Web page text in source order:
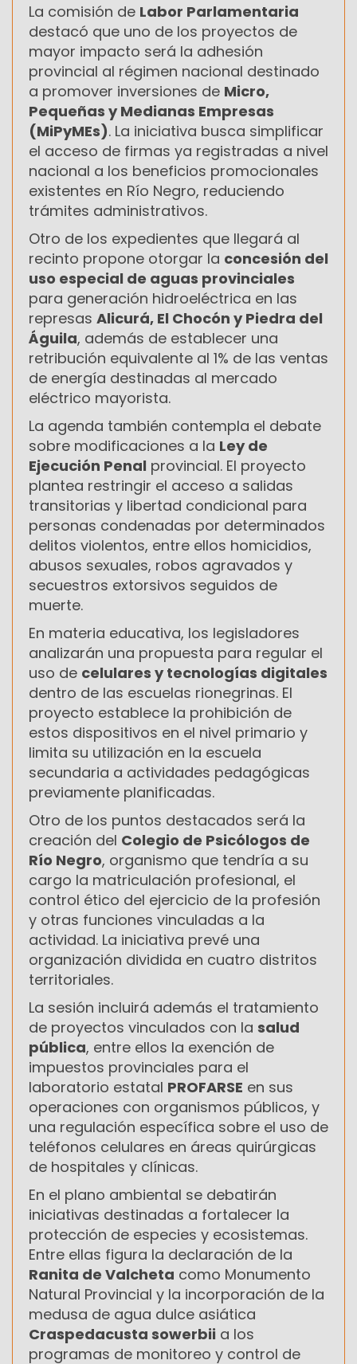
La comisión de Labor Parlamentaria
destacó que uno de los proyectos de
mayor impacto será la adhesión
provincial al régimen nacional destinado
a promover inversiones de Micro,
Pequeñas y Medianas Empresas
(MiPyMEs). La iniciativa busca simplificar
el acceso de firmas ya registradas a nivel
nacional a los beneficios promocionales
existentes en Río Negro, reduciendo
trámites administrativos.
Otro de los expedientes que llegará al
recinto propone otorgar la concesión del
uso especial de aguas provinciales
para generación hidroeléctrica en las
represas Alicurá, El Chocón y Piedra del
Águila, además de establecer una
retribución equivalente al 1% de las ventas
de energía destinadas al mercado
eléctrico mayorista.
La agenda también contempla el debate
sobre modificaciones a la Ley de
Ejecución Penal provincial. El proyecto
plantea restringir el acceso a salidas
transitorias y libertad condicional para
personas condenadas por determinados
delitos violentos, entre ellos homicidios,
abusos sexuales, robos agravados y
secuestros extorsivos seguidos de
muerte.
En materia educativa, los legisladores
analizarán una propuesta para regular el
uso de celulares y tecnologías digitales
dentro de las escuelas rionegrinas. El
proyecto establece la prohibición de
estos dispositivos en el nivel primario y
limita su utilización en la escuela
secundaria a actividades pedagógicas
previamente planificadas.
Otro de los puntos destacados será la
creación del Colegio de Psicólogos de
Río Negro, organismo que tendría a su
cargo la matriculación profesional, el
control ético del ejercicio de la profesión
y otras funciones vinculadas a la
actividad. La iniciativa prevé una
organización dividida en cuatro distritos
territoriales.
La sesión incluirá además el tratamiento
de proyectos vinculados con la salud
pública, entre ellos la exención de
impuestos provinciales para el
laboratorio estatal PROFARSE en sus
operaciones con organismos públicos, y
una regulación específica sobre el uso de
teléfonos celulares en áreas quirúrgicas
de hospitales y clínicas.
En el plano ambiental se debatirán
iniciativas destinadas a fortalecer la
protección de especies y ecosistemas.
Entre ellas figura la declaración de la
Ranita de Valcheta como Monumento
Natural Provincial y la incorporación de la
medusa de agua dulce asiática
Craspedacusta sowerbii a los
programas de monitoreo y control de